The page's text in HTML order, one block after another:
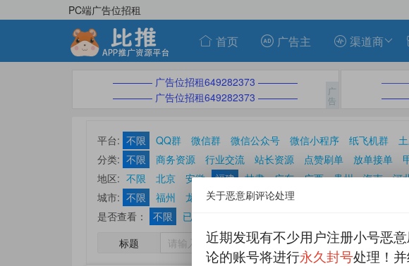
PC端广告位招租
首页 广告主 渠道商
———— 广告位招租649282373 ————
———— 广告位招租649282373 ————
平台: 不限 QQ群 微信群 微信公众号 微信小程序 纸飞机群
分类: 不限 商务资源 行业交流 站长资源 点赞刷单 放单接单
ASO优化刷榜
休闲娱乐 其他分类
地区: 不限 北京 安徽 福建 甘肃 广东 广西 贵州 海南 河
山东
山西 陕西 上海 四川 天津 西藏
城市: 不限 福州 龙岩 南平 宁德 莆田
是否查看：
不限 已查看帖
标题
 发表帖子
关于恶意刷评论处理
近期发现有不少用户注册小号恶
论的账号将进行永久封号处理！并